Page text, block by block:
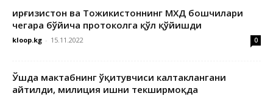
Қирғизистон ва Тожикистоннинг МХДҚ бошчилари
чегара бўйича протоколга қўл қўйишди
kloop.kg - 15.11.2022 0
Ўшда мактабнинг ўқитувчиси калтаклангани
айтилди, милиция ишни текширмоқда